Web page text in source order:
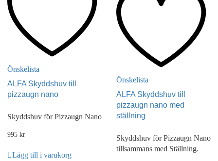
Önskelista
ALFA Skyddshuv till
pizzaugn nano
Skyddshuv för Pizzaugn Nano
995 kr
Lägg till i varukorg
Önskelista
ALFA Skyddshuv till
pizzaugn nano med
ställning
Skyddshuv för Pizzaugn Nano
tillsammans med Ställning.